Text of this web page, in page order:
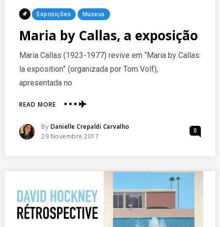
Posted
Exposições Museus
Maria by Callas, a exposição
Maria Callas (1923-1977) revive em “Maria by Callas:
la exposition” (organizada por Tom Volf),
apresentada no
READ MOREABOUT
BY
CALLAS,
Posted
By Danielle Crepaldi Carvalho
Posted
29 Novembre 2017
0